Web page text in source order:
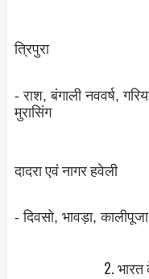
त्रिपुरा
- राश, बंगाली नववर्ष,
मुरासिंग
दादरा एवं नागर हवेली
- दिवसो, भावड़ा, कालीपूजा
2.